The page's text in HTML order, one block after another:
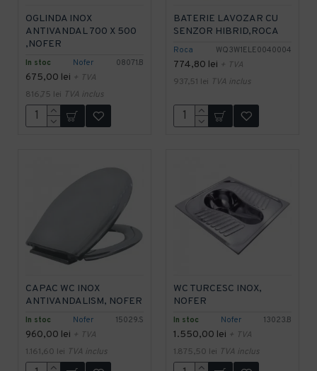
In stoc Nofer 08071.B
OGLINDA INOX
ANTIVANDAL 700 X 500
,NOFER
675,00 lei + TVA
816,75 lei TVA inclus
Roca WQ3W1ELE0040004
BATERIE LAVOZAR CU
SENZOR HIBRID,ROCA
774,80 lei + TVA
937,51 lei TVA inclus
In stoc Nofer 15029.S
CAPAC WC INOX
ANTIVANDALISM, NOFER
960,00 lei + TVA
1.161,60 lei TVA inclus
In stoc Nofer 13023.B
WC TURCESC INOX,
NOFER
1.550,00 lei + TVA
1.875,50 lei TVA inclus